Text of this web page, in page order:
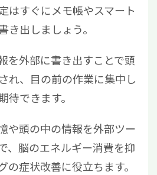
はすぐにメモ帳やスマート
き出しましょう。
を外部に書き出すことで頭
れ、目の前の作業に集中し
待できます。
や頭の中の情報を外部ツー
、脳のエネルギー消費を抑
の症状改善に役立ちます。